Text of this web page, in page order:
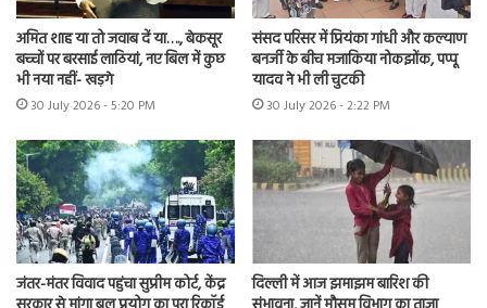
अमित शाह या तो जवाब दें या…., बेकसूर
बच्चों पर बरसाई लाठियां, नए बिल में कुछ
भी नया नहीं- खड़गे
30 July 2026 - 5:20 PM
संसद परिसर में प्रियंका गांधी और कल्याण
बनर्जी के बीच मजाकिया नोकझोंक, पप्पू
यादव ने भी ली चुटकी
30 July 2026 - 2:22 PM
जंतर-मंतर विवाद पहुंचा सुप्रीम कोर्ट, केंद्र
दिल्ली में आज झमाझम बारिश की